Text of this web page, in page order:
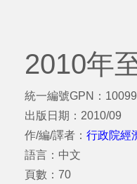
2010年
統一編號GPN：
出版日期：2010/09
作/編/譯者： 行政院經
語言：中文
頁數：70